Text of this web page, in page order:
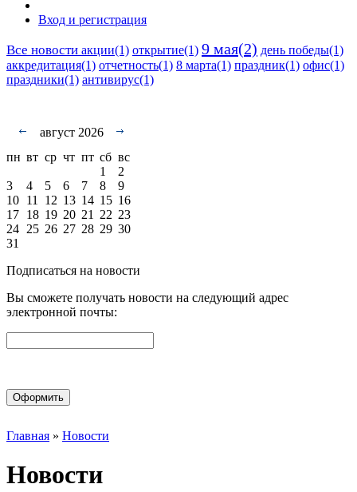
Вход и регистрация
Все новости акции(1) открытие(1) 9 мая(2) день победы(1)
аккредитация(1) отчетность(1) 8 марта(1) праздник(1) офис(1)
праздники(1) антивирус(1)
август 2026
пн вт ср чт пт сб вс
1
2
3
4 5 6 7 8
9
10 11 12 13 14 15 16
17 18 19 20 21 22 23
24 25 26 27 28 29 30
31
Подписаться на новости
Вы сможете получать новости на следующий адрес
электронной почты:
Оформить
Главная » Новости
Новости